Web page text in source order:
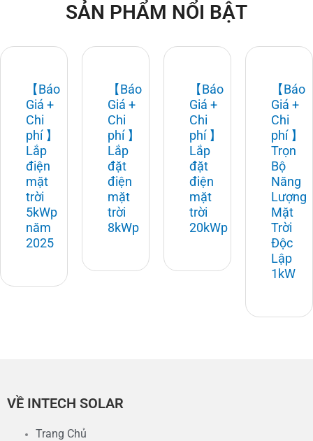
Gọi ngay
SẢN PHẨM NỔI BẬT
【Báo
Giá +
Chi
phí 】
Lắp
điện
mặt
trời
5kWp
năm
2025
【Báo
Giá +
Chi
phí 】
Lắp
đặt
điện
mặt
trời
8kWp
【Báo
Giá +
Chi
phí 】
Lắp
đặt
điện
mặt
trời
20kWp
【Báo
Giá +
Chi
phí 】
Trọn
Bộ
Năng
Lượng
Mặt
Trời
Độc
Lập
1kW
VỀ INTECH SOLAR
Trang Chủ